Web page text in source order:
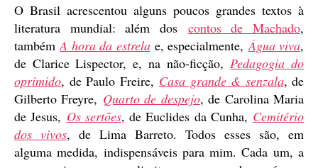
O Brasil acrescentou alguns poucos grandes textos à
literatura mundial: além dos contos de Machado,
tambémA hora da estrelae, especialmente,Água viva,
de Clarice Lispector, e, na não-ficção,Pedagogia do
oprimido, de Paulo Freire, Casa grande & senzala, de
Gilberto Freyre, Quarto de despejo, de Carolina Maria
de Jesus, Os sertões, de Euclides da Cunha, Cemitério
dos vivos, de Lima Barreto. Todos esses são, em
alguma medida, indispensáveis para mim. Cada um, a